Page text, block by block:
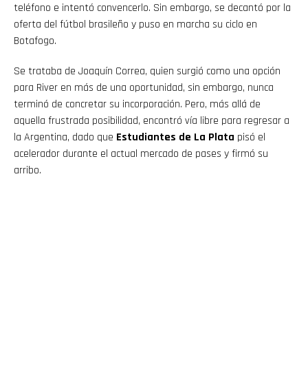
teléfono e intentó convencerlo. Sin embargo, se decantó por la
oferta del fútbol brasileño y puso en marcha su ciclo en
Botafogo.
Se trataba de Joaquín Correa, quien surgió como una opción
para River en más de una oportunidad, sin embargo, nunca
terminó de concretar su incorporación. Pero, más allá de
aquella frustrada posibilidad, encontró vía libre para regresar a
la Argentina, dado que Estudiantes de La Plata pisó el
acelerador durante el actual mercado de pases y firmó su
arribo.